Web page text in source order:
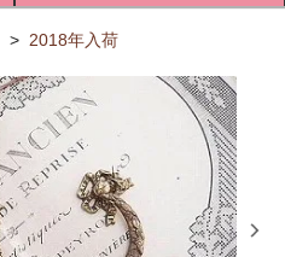
> 2018年入荷